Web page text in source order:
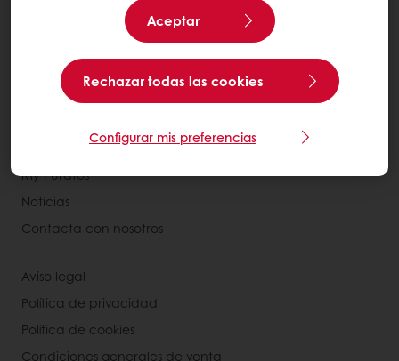
Aceptar
Rechazar todas las cookies
Configurar mis preferencias
Consumer Insights
Base de conocimientos
Acerca de Puratos
My Puratos
Noticias
Contacta con nosotros
Aviso legal
Política de privacidad
Política de cookies
Condiciones generales de venta